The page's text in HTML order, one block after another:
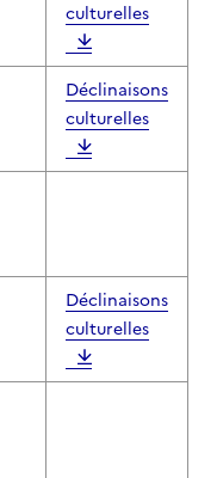
culturelles
Déclinaisons
culturelles
Déclinaisons
culturelles